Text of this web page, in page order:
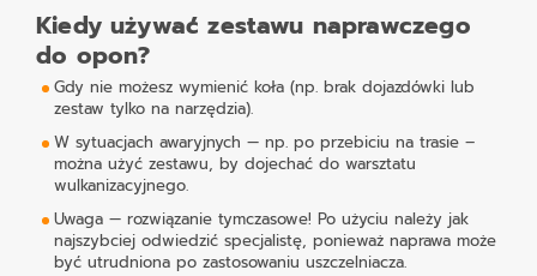
Kiedy używać zestawu naprawczego
do opon?
Gdy nie możesz wymienić koła (np. brak dojazdówki lub
zestaw tylko na narzędzia).
W sytuacjach awaryjnych — np. po przebiciu na trasie –
można użyć zestawu, by dojechać do warsztatu
wulkanizacyjnego.
Uwaga — rozwiązanie tymczasowe! Po użyciu należy jak
najszybciej odwiedzić specjalistę, ponieważ naprawa może
być utrudniona po zastosowaniu uszczelniacza.